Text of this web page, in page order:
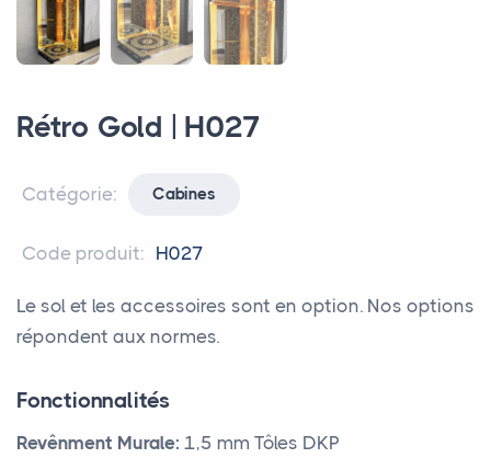
Rétro Gold | H027
Catégorie: Cabines
Code produit: H027
Le sol et les accessoires sont en option. Nos options
répondent aux normes.
Fonctionnalités
Revênment Murale: 1,5 mm Tôles DKP